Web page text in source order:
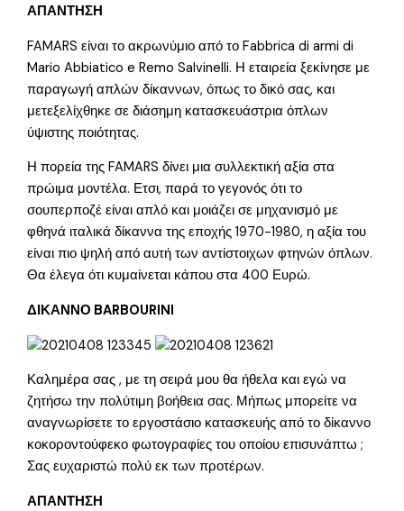
ΑΠΑΝΤΗΣΗ
FAMARS είναι το ακρωνύμιο από το Fabbrica di armi di
Mario Abbiatico e Remo Salvinelli. Η εταιρεία ξεκίνησε με
παραγωγή απλών δίκαννων, όπως το δικό σας, και
μετεξελίχθηκε σε διάσημη κατασκευάστρια όπλων
ύψιστης ποιότητας.
Η πορεία της FAMARS δίνει μια συλλεκτική αξία στα
πρώιμα μοντέλα. Ετσι, παρά το γεγονός ότι το
σουπερποζέ είναι απλό και μοιάζει σε μηχανισμό με
φθηνά ιταλικά δίκαννα της εποχής 1970-1980, η αξία του
είναι πιο ψηλή από αυτή των αντίστοιχων φτηνών όπλων.
Θα έλεγα ότι κυμαίνεται κάπου στα 400 Ευρώ.
ΔΙΚΑΝΝΟ BARBOURINI
Καλημέρα σας , με τη σειρά μου θα ήθελα και εγώ να
ζητήσω την πολύτιμη βοήθεια σας. Μήπως μπορείτε να
αναγνωρίσετε το εργοστάσιο κατασκευής από το δίκαννο
κοκοροντούφεκο φωτογραφίες του οποίου επισυνάπτω ;
Σας ευχαριστώ πολύ εκ των προτέρων.
ΑΠΑΝΤΗΣΗ